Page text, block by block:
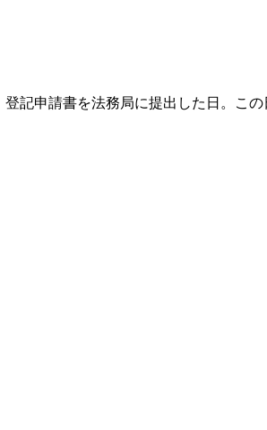
記申請書を法務局に提出した日。こ